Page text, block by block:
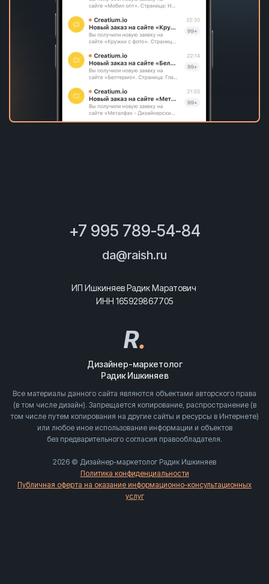
+7 995 789-54-84
da@raish.ru
ИП Ишкиняев Радик Маратович
ИНН 165929867705
R.
Дизайнер-маркетолог
Радик Ишкиняев
Все материалы данного сайта являются объектами авторского права
(в том числе дизайн). Запрещается копирование, распространение (в
том числе путем копирования на другие сайты и ресурсы в Интернете)
или любое иное использование информации и объектов
без предварительного согласия правообладателя.
2026 © Дизайнер-маркетолог Радик Ишкиняев
Политика конфиденциальности
Публичная оферта на оказание информационно-консультационных
услуг